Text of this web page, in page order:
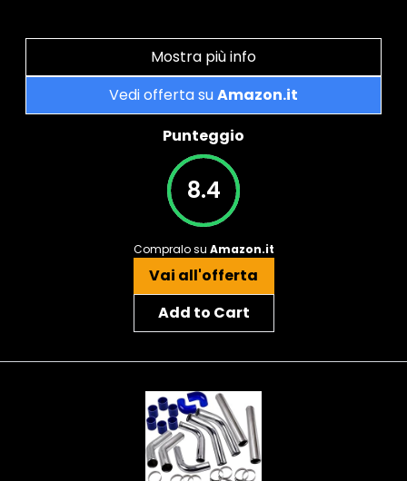
Mostra più info
Vedi offerta suAmazon.it
Punteggio
8.4
Compralo su Amazon.it
Vai all'offerta
Add to Cart